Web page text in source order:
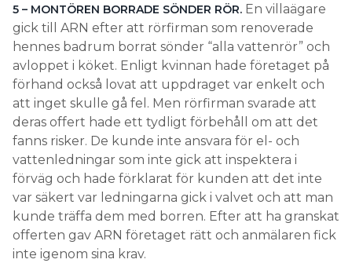
5 – MONTÖREN BORRADE SÖNDER RÖR. En villaägare
gick till ARN efter att rörfirman som renoverade
hennes badrum borrat sönder “alla vattenrör” och
avloppet i köket. Enligt kvinnan hade företaget på
förhand också lovat att uppdraget var enkelt och
att inget skulle gå fel. Men rörfirman svarade att
deras offert hade ett tydligt förbehåll om att det
fanns risker. De kunde inte ansvara för el- och
vattenledningar som inte gick att inspektera i
förväg och hade förklarat för kunden att det inte
var säkert var ledningarna gick i valvet och att man
kunde träffa dem med borren. Efter att ha granskat
offerten gav ARN företaget rätt och anmälaren fick
inte igenom sina krav.